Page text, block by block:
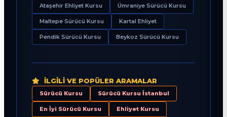
Ataşehir Ehliyet Kursu Ümraniye Sürücü Kursu
Maltepe Sürücü Kursu Kartal Ehliyet
Pendik Sürücü Kursu Beykoz Sürücü Kursu
İLGILI VE POPÜLER ARAMALAR
Sürücü Kursu Sürücü Kursu İstanbul
En İyi Sürücü Kursu Ehliyet Kursu